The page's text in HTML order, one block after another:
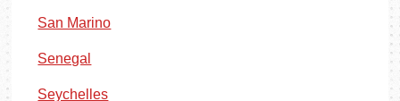
San Marino
Senegal
Seychelles